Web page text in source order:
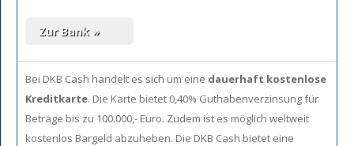
Bei DKB Cash handelt es sich um eine dauerhaft kostenlose
Kreditkarte. Die Karte bietet 0,40% Guthabenverzinsung für
Beträge bis zu 100.000,- Euro. Zudem ist es möglich weltweit
kostenlos Bargeld abzuheben. Die DKB Cash bietet eine